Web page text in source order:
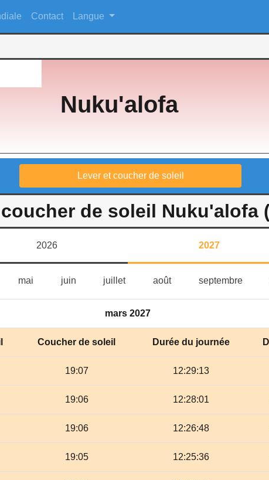
Contact Langue
Nuku'alofa
Lever et coucher de soleil
de soleil Nuku'alofa
2026 2027
mai juinjuin juilletjuillet aoûtaoût septembre
mars 2027
Coucher de soleil Durée du journée
19:07 12:29:13
19:06 12:28:01
19:06 12:26:48
19:05 12:25:36